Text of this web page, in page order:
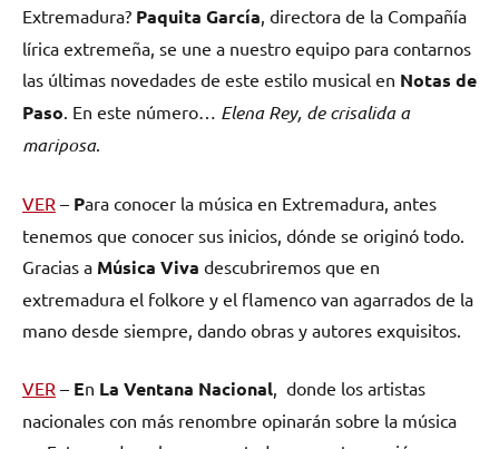
Extremadura? Paquita García , directora de la Compañía
lírica extremeña, se une a nuestro equipo para contarnos
las últimas novedades de este estilo musical en Notas de
Paso . En este número… Elena Rey, de crisalida a
mariposa.
VER – Para conocer la música en Extremadura, antes
tenemos que conocer sus inicios, dónde se originó todo.
Gracias a Música Viva descubriremos que en
extremadura el folkore y el flamenco van agarrados de la
mano desde siempre, dando obras y autores exquisitos.
VER – En La Ventana Nacional , donde los artistas
nacionales con más renombre opinarán sobre la música